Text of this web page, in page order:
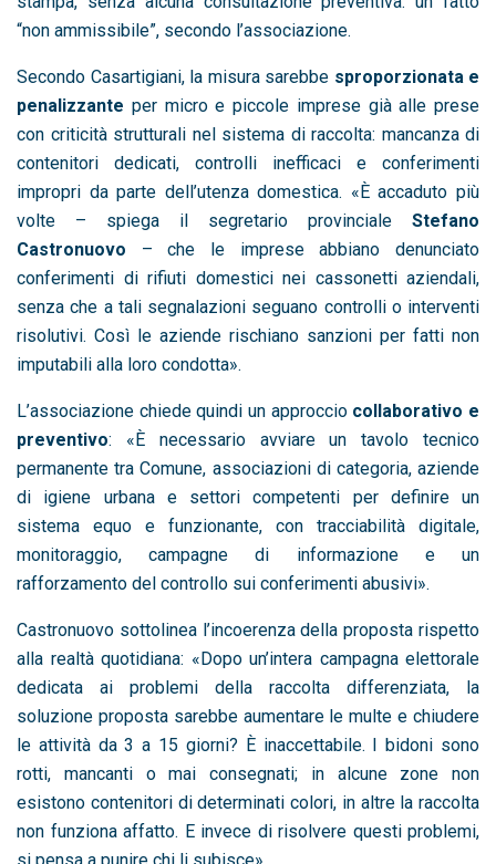
“non ammissibile”, secondo l’associazione.
Secondo Casartigiani, la misura sarebbe sproporzionata e
penalizzante per micro e piccole imprese già alle prese
con criticità strutturali nel sistema di raccolta: mancanza di
contenitori dedicati, controlli inefficaci e conferimenti
impropri da parte dell’utenza domestica. «È accaduto più
volte – spiega il segretario provinciale Stefano
Castronuovo – che le imprese abbiano denunciato
conferimenti di rifiuti domestici nei cassonetti aziendali,
senza che a tali segnalazioni seguano controlli o interventi
risolutivi. Così le aziende rischiano sanzioni per fatti non
imputabili alla loro condotta».
L’associazione chiede quindi un approccio collaborativo e
preventivo: «È necessario avviare un tavolo tecnico
permanente tra Comune, associazioni di categoria, aziende
di igiene urbana e settori competenti per definire un
sistema equo e funzionante, con tracciabilità digitale,
monitoraggio, campagne di informazione e un
rafforzamento del controllo sui conferimenti abusivi».
Castronuovo sottolinea l’incoerenza della proposta rispetto
alla realtà quotidiana: «Dopo un’intera campagna elettorale
dedicata ai problemi della raccolta differenziata, la
soluzione proposta sarebbe aumentare le multe e chiudere
le attività da 3 a 15 giorni? È inaccettabile. I bidoni sono
rotti, mancanti o mai consegnati; in alcune zone non
esistono contenitori di determinati colori, in altre la raccolta
non funziona affatto. E invece di risolvere questi problemi,